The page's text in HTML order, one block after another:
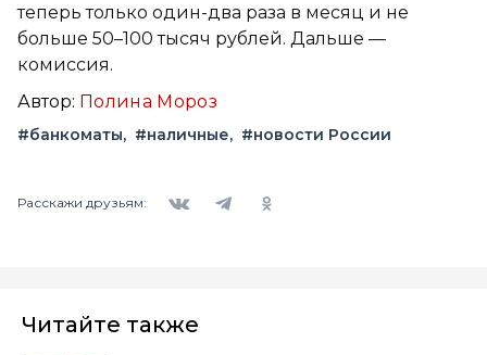
теперь только один-два раза в месяц и не
больше 50–100 тысяч рублей. Дальше —
комиссия.
Автор: Полина Мороз
#банкоматы #наличные #новости России
Расскажи друзьям:
Читайте также